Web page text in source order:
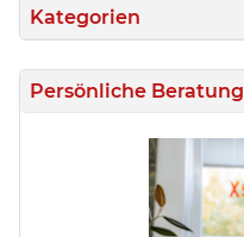
Kategorien
Persönliche Beratung